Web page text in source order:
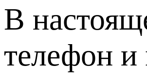
В
телефон